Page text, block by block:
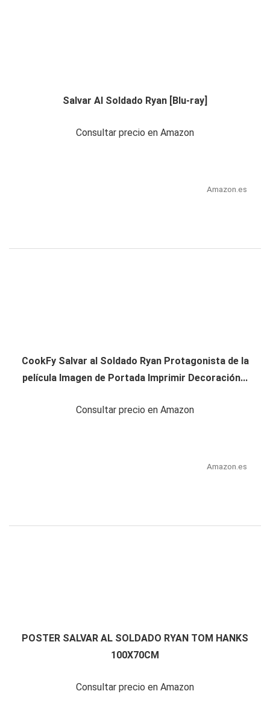
Salvar Al Soldado Ryan [Blu-ray]
Consultar precio en Amazon
Amazon.es
CookFy Salvar al Soldado Ryan Protagonista de la
película Imagen de Portada Imprimir Decoración...
Consultar precio en Amazon
Amazon.es
POSTER SALVAR AL SOLDADO RYAN TOM HANKS
100X70CM
Consultar precio en Amazon